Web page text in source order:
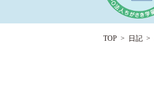
TOP > 日記 >